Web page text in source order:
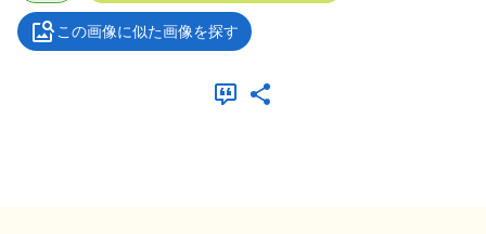
この画像に似た画像を探す